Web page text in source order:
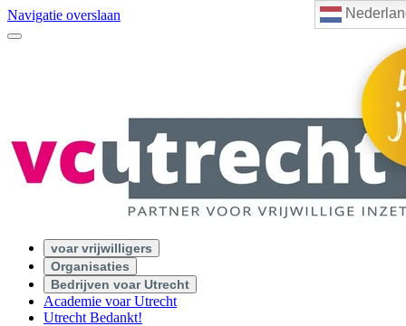
Navigatie overslaan
voar vrijwilligers
Organisaties
Bedrijven voar Utrecht
Academie voar Utrecht
Utrecht Bedankt!